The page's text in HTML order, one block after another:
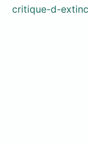
critique-d-